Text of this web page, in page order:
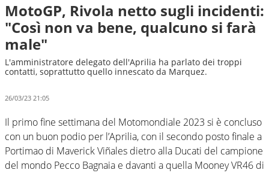
MotoGP, Rivola netto sugli incidenti:
"Così non va bene, qualcuno si farà
male"
L'amministratore delegato dell'Aprilia ha parlato dei troppi
contatti, soprattutto quello innescato da Marquez.
26/03/23 21:05
Il primo fine settimana del Motomondiale 2023 si è concluso
con un buon podio per l’Aprilia, con il secondo posto finale a
Portimao di Maverick Viñales dietro alla Ducati del campione
del mondo Pecco Bagnaia e davanti a quella Mooney VR46 di